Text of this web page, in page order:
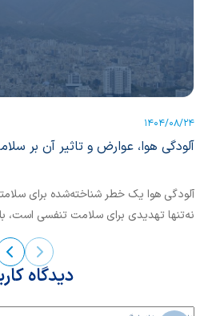
1404/08/24
آلودگی هوا، عوارض و تاثیر آن بر
نه‌تنها تهدیدی برای سلامت تنفسی است،
قلبی عروقی، دیابت، چاقی، و اختلالات
سیستم عصبی و سیستم ایمنی نیز تاثیرگذار
دیدگاه